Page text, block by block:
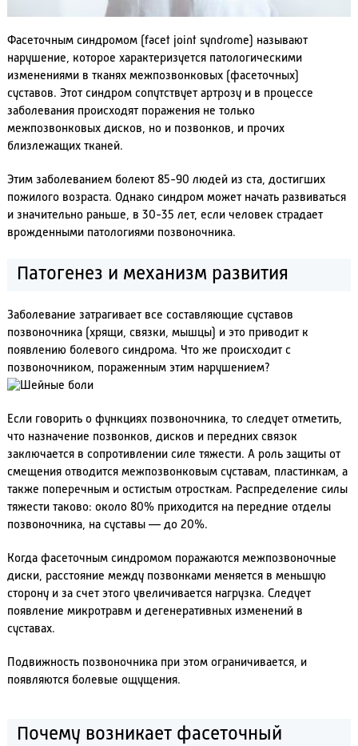
Фасеточным синдромом (facet joint syndrome) называют
нарушение, которое характеризуется патологическими
изменениями в тканях межпозвонковых (фасеточных)
суставов. Этот синдром сопутствует артрозу и в процессе
заболевания происходят поражения не только
межпозвонковых дисков, но и позвонков, и прочих
близлежащих тканей.
Этим заболеванием болеют 85-90 людей из ста, достигших
пожилого возраста. Однако синдром может начать развиваться
и значительно раньше, в 30-35 лет, если человек страдает
врожденными патологиями позвоночника.
Патогенез и механизм развития
Заболевание затрагивает все составляющие суставов
позвоночника (хрящи, связки, мышцы) и это приводит к
появлению болевого синдрома. Что же происходит с
позвоночником, пораженным этим нарушением?
Если говорить о функциях позвоночника, то следует отметить,
что назначение позвонков, дисков и передних связок
заключается в сопротивлении силе тяжести. А роль защиты от
смещения отводится межпозвонковым суставам, пластинкам, а
также поперечным и остистым отросткам. Распределение силы
тяжести таково: около 80% приходится на передние отделы
позвоночника, на суставы — до 20%.
Когда фасеточным синдромом поражаются межпозвоночные
диски, расстояние между позвонками меняется в меньшую
сторону и за счет этого увеличивается нагрузка. Следует
появление микротравм и дегенеративных изменений в
суставах.
Подвижность позвоночника при этом ограничивается, и
появляются болевые ощущения.
Почему возникает фасеточный